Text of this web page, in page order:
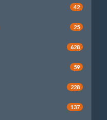
42
25
628
59
228
137